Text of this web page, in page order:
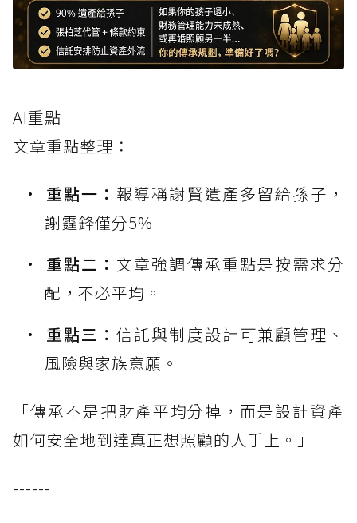
AI重點
文章重點整理：
重點一： 報導稱謝賢遺產多留給孫子，
謝霆鋒僅分5%
重點二： 文章強調傳承重點是按需求分
配，不必平均。
重點三：信託與制度設計可兼顧管理、
風險與家族意願。
「傳承不是把財產平均分掉，而是設計資產
如何安全地到達真正想照顧的人手上。」
------